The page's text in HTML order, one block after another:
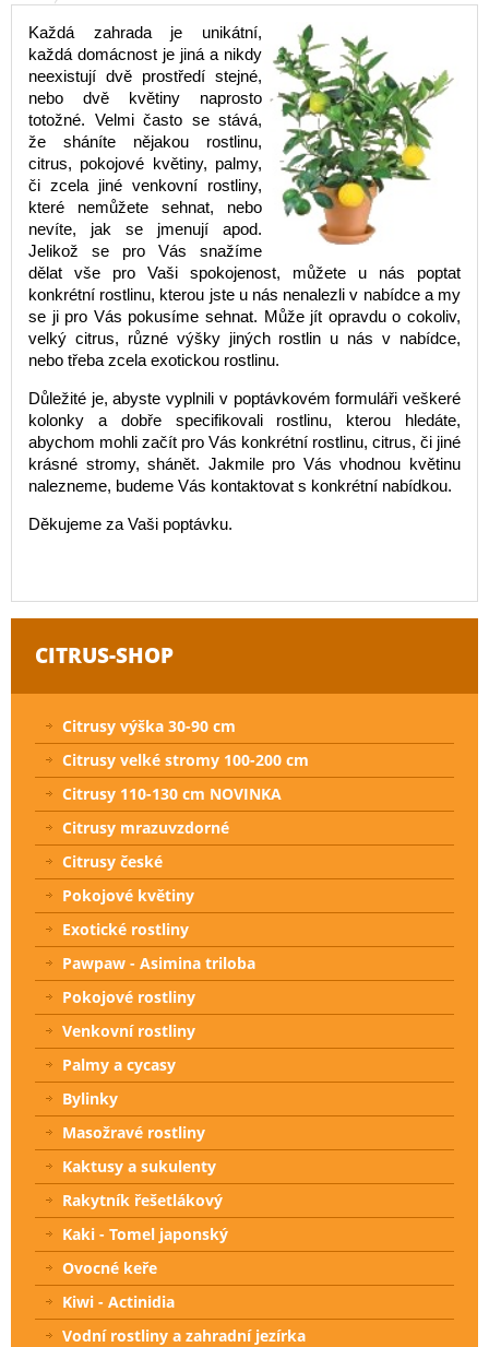
Každá zahrada je unikátní,
každá domácnost je jiná a nikdy
neexistují dvě prostředí stejné,
nebo dvě květiny naprosto
totožné. Velmi často se stává,
že sháníte nějakou rostlinu,
citrus, pokojové květiny, palmy,
či zcela jiné venkovní rostliny,
které nemůžete sehnat, nebo
nevíte, jak se jmenují apod.
Jelikož se pro Vás snažíme
dělat vše pro Vaši spokojenost, můžete u nás poptat
konkrétní rostlinu, kterou jste u nás nenalezli v nabídce a my
se ji pro Vás pokusíme sehnat. Může jít opravdu o cokoliv,
velký citrus, různé výšky jiných rostlin u nás v nabídce,
nebo třeba zcela exotickou rostlinu.
Důležité je, abyste vyplnili v poptávkovém formuláři veškeré
kolonky a dobře specifikovali rostlinu, kterou hledáte,
abychom mohli začít pro Vás konkrétní rostlinu, citrus, či jiné
krásné stromy, shánět. Jakmile pro Vás vhodnou květinu
nalezneme, budeme Vás kontaktovat s konkrétní nabídkou.
Děkujeme za Vaši poptávku.
CITRUS-SHOP
Citrusy výška 30-90 cm
Citrusy velké stromy 100-200 cm
Citrusy 110-130 cm NOVINKA
Citrusy mrazuvzdorné
Citrusy české
Pokojové květiny
Exotické rostliny
Pawpaw - Asimina triloba
Pokojové rostliny
Venkovní rostliny
Palmy a cycasy
Bylinky
Masožravé rostliny
Kaktusy a sukulenty
Rakytník řešetlákový
Kaki - Tomel japonský
Ovocné keře
Kiwi - Actinidia
Vodní rostliny a zahradní jezírka